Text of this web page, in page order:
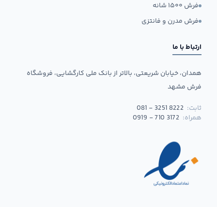
فرش ۱۵۰۰ شانه
فرش مدرن و فانتزی
ارتباط با ما
همدان، خیابان شریعتی، بالاتر از بانک ملی کارگشایی، فروشگاه
فرش مشهد
ثابت: 081 - 3251 8222
همراه: 0919 - 710 3172